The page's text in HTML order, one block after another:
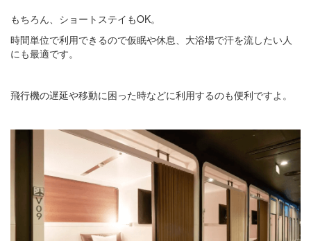
もちろん、ショートステイもOK。
時間単位で利用できるので仮眠や休息、大浴場で汗を流したい人
にも最適です。
飛行機の遅延や移動に困った時などに利用するのも便利ですよ。